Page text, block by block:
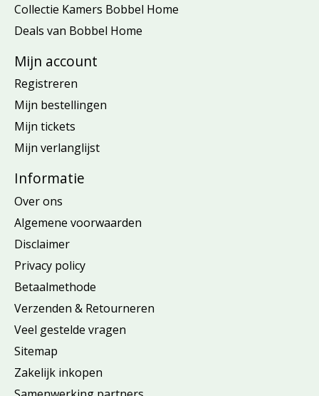
Collectie Kamers Bobbel Home
Deals van Bobbel Home
Mijn account
Registreren
Mijn bestellingen
Mijn tickets
Mijn verlanglijst
Informatie
Over ons
Algemene voorwaarden
Disclaimer
Privacy policy
Betaalmethode
Verzenden & Retourneren
Veel gestelde vragen
Sitemap
Zakelijk inkopen